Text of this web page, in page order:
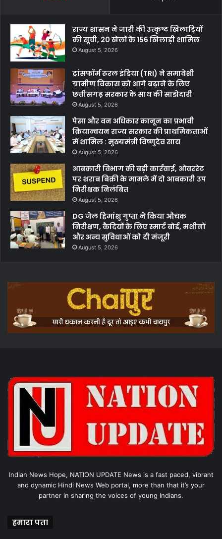
राज्य शासन ने जारी की उत्कृष्ट खिलाड़ियों
की सूची, 20 खेलों के 156 खिलाड़ी शामिल
August 5, 2026
ट्रांसफॉर्म रूरल इंडिया (TRI) ने समावेशी
ग्रामीण विकास को आगे बढ़ाने के लिए
छत्तीसगढ़ सरकार के साथ की साझेदारी
August 5, 2026
पेसा और वन अधिकार कानून का प्रभावी
क्रियान्वयन राज्य सरकार की प्राथमिकताओं
में शामिल : मुख्यमंत्री विष्णुदेव साय
August 5, 2026
आबकारी विभाग की बड़ी कार्रवाई, ओवररेट
पर शराब बिक्री के मामले में दो आबकारी उप
निरीक्षक निलंबित
August 5, 2026
DG जेल हिमांशु गुप्ता ने किया औचक
निरीक्षण, कैदियों के लिए स्मार्ट बोर्ड, मशीनों
और अन्य सुविधाओं को दी मंजूरी
August 5, 2026
Indian News Hope, NATION UPDATE News is a fast paced, vibrant
and dynamic Hindi News Web portal, more than that it’s your
partner in sharing the voices of young Indians.
हमारा पता